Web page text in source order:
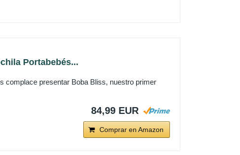
Portabebés...
complace presentar Boba Bliss, nuestro primer
84,99 EUR
Comprar en Amazon